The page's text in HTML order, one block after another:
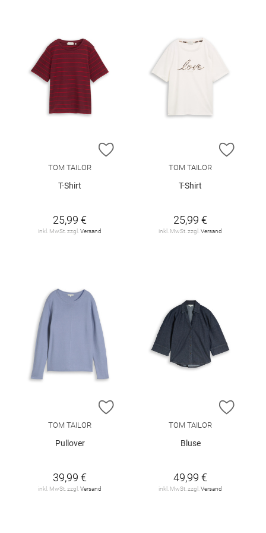
ZUR WUNSCHLISTE HINZUFÜGEN
TOM TAILOR
T-Shirt
25,99 €
inkl. MwSt. zzgl.Versand
ZUR
TOM TAILOR
T-Shirt
25,99 €
inkl. MwSt. zzgl.Versand
ZUR WUNSCHLISTE HINZUFÜGEN
TOM TAILOR
Pullover
39,99 €
inkl. MwSt. zzgl.Versand
ZUR
TOM TAILOR
Bluse
49,99 €
inkl. MwSt. zzgl.Versand